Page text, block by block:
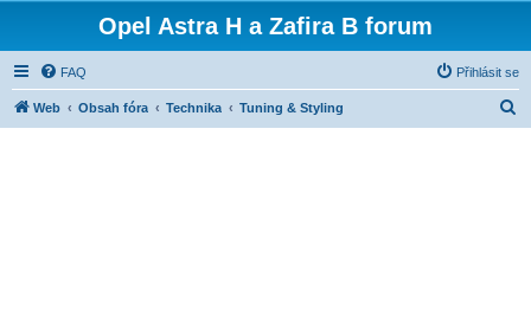
Opel Astra H a Zafira B forum
FAQ Přihlásit se
Web Obsah fóra Technika Tuning & Styling